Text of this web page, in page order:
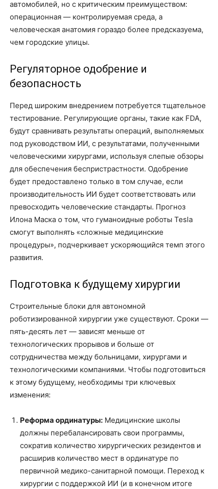
автомобилей, но с критическим преимуществом:
операционная — контролируемая среда, а
человеческая анатомия гораздо более предсказуема,
чем городские улицы.
Регуляторное одобрение и
безопасность
Перед широким внедрением потребуется тщательное
тестирование. Регулирующие органы, такие как FDA,
будут сравнивать результаты операций, выполняемых
под руководством ИИ, с результатами, полученными
человеческими хирургами, используя слепые обзоры
для обеспечения беспристрастности. Одобрение
будет предоставлено только в том случае, если
производительность ИИ будет соответствовать или
превосходить человеческие стандарты. Прогноз
Илона Маска о том, что гуманоидные роботы Tesla
смогут выполнять «сложные медицинские
процедуры», подчеркивает ускоряющийся темп этого
развития.
Подготовка к будущему хирургии
Строительные блоки для автономной
роботизированной хирургии уже существуют. Сроки —
пять-десять лет — зависят меньше от
технологических прорывов и больше от
сотрудничества между больницами, хирургами и
технологическими компаниями. Чтобы подготовиться
к этому будущему, необходимы три ключевых
изменения:
Реформа ординатуры: Медицинские школы
должны перебалансировать свои программы,
сократив количество хирургических резидентов и
расширив количество мест в ординатуре по
первичной медико-санитарной помощи. Переход к
хирургии с поддержкой ИИ (и в конечном итоге